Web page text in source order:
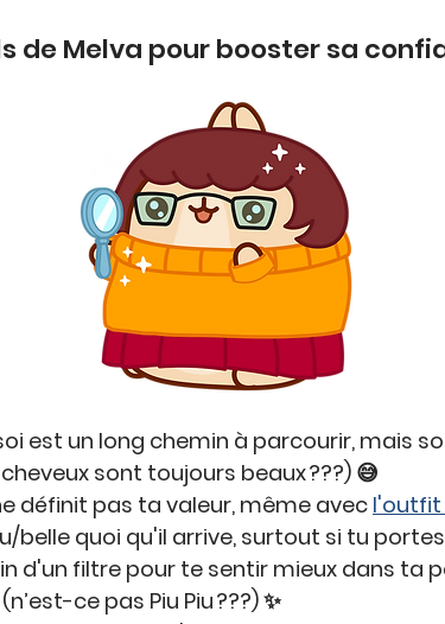
de Melva pour booster sa
est un long chemin à parcourir, mais
sont toujours beaux ???) 😅
définit pas ta valeur, même avec
belle quoi qu'il arrive, surtout si tu
d'un filtre pour te sentir mieux dans ta
ce pas Piu Piu ???) ✨